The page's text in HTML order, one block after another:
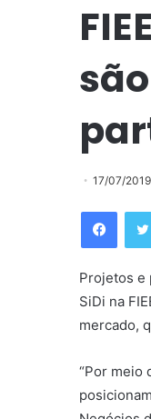
17/07/2019
Projetos e
SiDi na
mercado,
“Por meio